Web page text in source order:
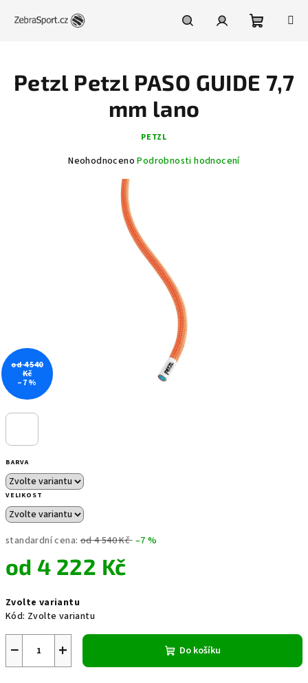
košík
BARVA
VELIKOST
standardní cena: od 4 540 Kč –7 %
od4 222 Kč
cena:
Zvolte variantu
Kód: Zvolte variantu
+
− Do košíku
Petzl Petzl PASO GUIDE 7,7
mm lano
PETZL
Průměrné
Neohodnoceno Podrobnosti hodnocení
od 4 540
Kč
–7 %